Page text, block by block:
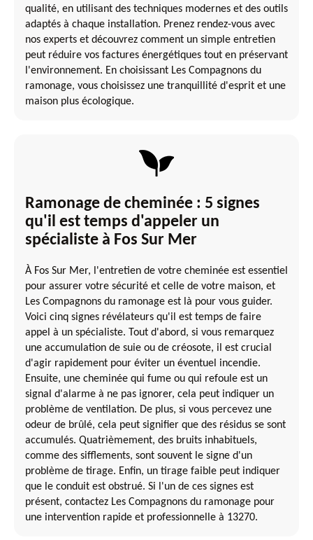
qualité, en utilisant des techniques modernes et des outils
adaptés à chaque installation. Prenez rendez-vous avec
nos experts et découvrez comment un simple entretien
peut réduire vos factures énergétiques tout en préservant
l'environnement. En choisissant Les Compagnons du
ramonage, vous choisissez une tranquillité d'esprit et une
maison plus écologique.
Ramonage de cheminée : 5 signes
qu'il est temps d'appeler un
spécialiste à Fos Sur Mer
À Fos Sur Mer, l'entretien de votre cheminée est essentiel
pour assurer votre sécurité et celle de votre maison, et
Les Compagnons du ramonage est là pour vous guider.
Voici cinq signes révélateurs qu'il est temps de faire
appel à un spécialiste. Tout d'abord, si vous remarquez
une accumulation de suie ou de créosote, il est crucial
d'agir rapidement pour éviter un éventuel incendie.
Ensuite, une cheminée qui fume ou qui refoule est un
signal d'alarme à ne pas ignorer, cela peut indiquer un
problème de ventilation. De plus, si vous percevez une
odeur de brûlé, cela peut signifier que des résidus se sont
accumulés. Quatrièmement, des bruits inhabituels,
comme des sifflements, sont souvent le signe d'un
problème de tirage. Enfin, un tirage faible peut indiquer
que le conduit est obstrué. Si l'un de ces signes est
présent, contactez Les Compagnons du ramonage pour
une intervention rapide et professionnelle à 13270.